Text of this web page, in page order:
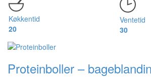
Køkkentid
20
Ventetid
30
Proteinboller –